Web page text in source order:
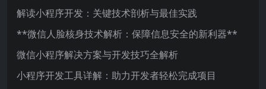
解读小程序开发：关键技术剖析与最佳实践
**微信人脸核身技术解析：保障信息安全的新利器**
微信小程序解决方案与开发技巧全解析
小程序开发工具详解：助力开发者轻松完成项目